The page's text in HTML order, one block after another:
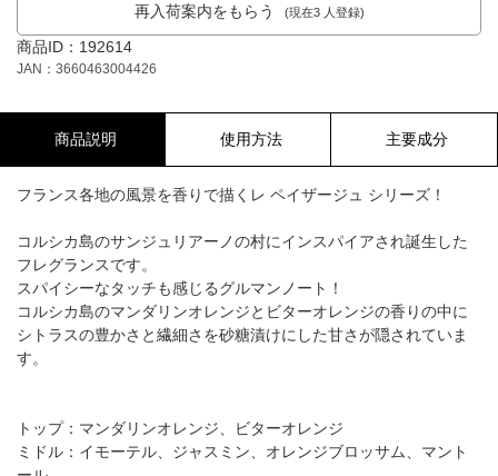
再入荷案内をもらう (現在3 人登録)
商品ID：192614
JAN：3660463004426
商品説明 使用方法 主要成分
フランス各地の風景を香りで描くレ ペイザージュ シリーズ！
コルシカ島のサンジュリアーノの村にインスパイアされ誕生した
フレグランスです。
スパイシーなタッチも感じるグルマンノート！
コルシカ島のマンダリンオレンジとビターオレンジの香りの中に
シトラスの豊かさと繊細さを砂糖漬けにした甘さが隠されていま
す。
トップ：マンダリンオレンジ、ビターオレンジ
ミドル：イモーテル、ジャスミン、オレンジブロッサム、マント